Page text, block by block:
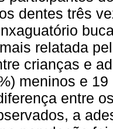
dentes três
relatada
crianças e
meninos e
entre
a